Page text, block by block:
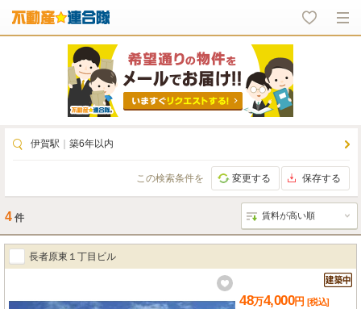
伊賀駅 築6年以内
この検索条件を 変更する 保存する
4 件
長者原東１丁目ビル
48万4,000円 [税込]